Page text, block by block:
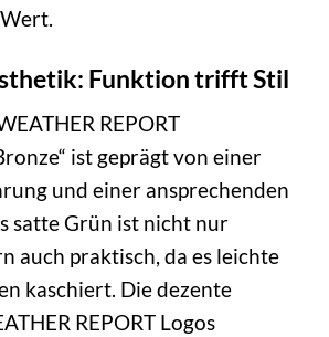
Funktion trifft Stil
REPORT
ist geprägt von einer
und einer ansprechenden
satte Grün ist nicht nur
auch praktisch, da es leichte
kaschiert. Die dezente
REPORT Logos